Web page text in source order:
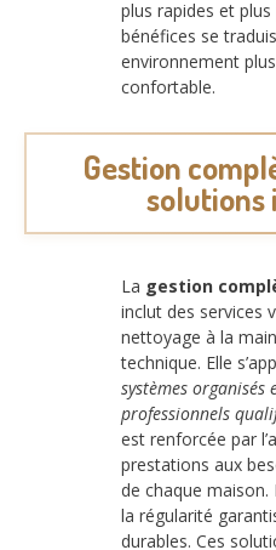
plus rapides et plus
bénéfices se
environnement
confortable.
Gestion
solutions
La gestion
inclut des services
nettoyage à la
technique. Elle
systèmes organisés
professionnels
est renforcée par
prestations aux
de chaque
la régularité
durables. Ces